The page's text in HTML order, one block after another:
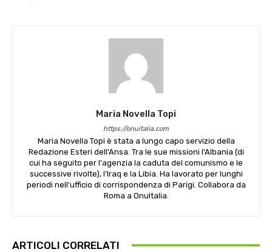
Maria Novella Topi
https://onuitalia.com
Maria Novella Topi è stata a lungo capo servizio della
Redazione Esteri dell'Ansa. Tra le sue missioni l'Albania (di
cui ha seguito per l'agenzia la caduta del comunismo e le
successive rivolte), l'Iraq e la Libia. Ha lavorato per lunghi
periodi nell'ufficio di corrispondenza di Parigi. Collabora da
Roma a OnuItalia.
ARTICOLI CORRELATI